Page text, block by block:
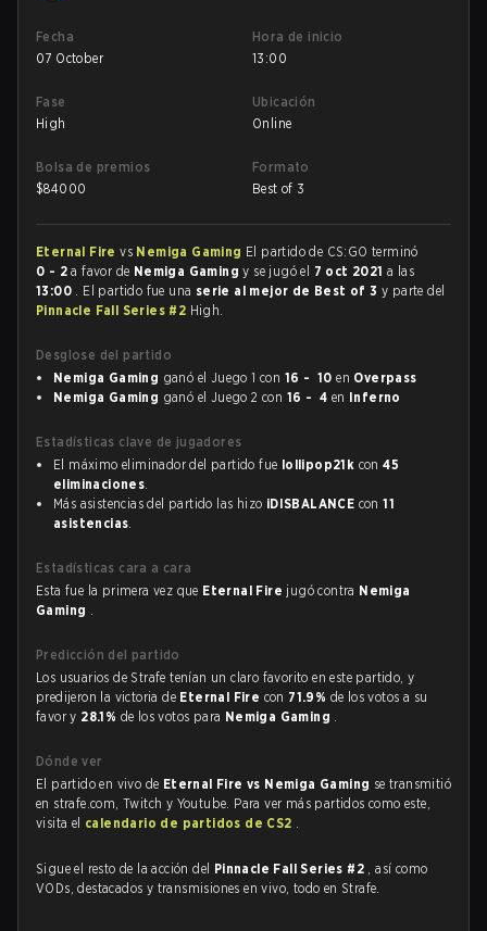
Fecha
07 October
Hora de inicio
13:00
Fase
High
Ubicación
Online
Bolsa de premios
$84000
Formato
Best of 3
Eternal Firevs Nemiga Gaming El partido de CS:GO terminó
0 - 2 a favor de Nemiga Gamingy se jugó el 7 oct 2021a las
13:00 . El partido fue una serie al mejor de Best of 3y parte del
Pinnacle Fall Series #2 High.
Desglose del partido
Nemiga Gaming ganó el Juego 1 con 16 - 10 en Overpass
Nemiga Gaming ganó el Juego 2 con 16 - 4 en Inferno
Estadísticas clave de jugadores
El máximo eliminador del partido fue lollipop21k con45
eliminaciones.
Más asistencias del partido las hizo iDISBALANCE con11
asistencias.
Estadísticas cara a cara
Esta fue la primera vez que Eternal Fire jugó contra Nemiga
Gaming .
Predicción del partido
Los usuarios de Strafe tenían un claro favorito en este partido, y
predijeron la victoria de Eternal Fire con 71.9% de los votos a su
favor y 28.1% de los votos para Nemiga Gaming .
Dónde ver
El partido en vivo de Eternal Fire vs Nemiga Gaming se transmitió
en strafe.com, Twitch y Youtube. Para ver más partidos como este,
visita el calendario de partidos de CS2 .
Sigue el resto de la acción del Pinnacle Fall Series #2 , así como
VODs, destacados y transmisiones en vivo, todo en Strafe.